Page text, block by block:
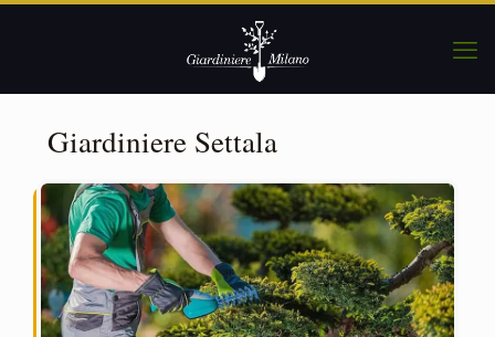
Giardiniere Settala